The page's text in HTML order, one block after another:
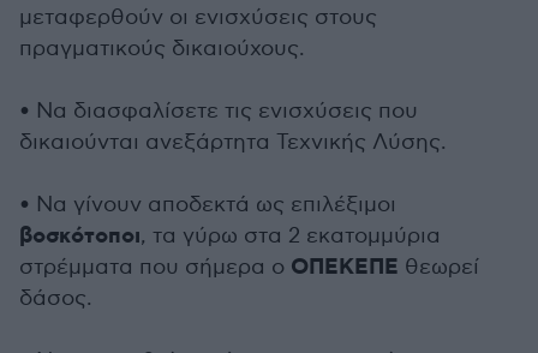
μεταφερθούν οι ενισχύσεις στους
πραγματικούς δικαιούχους.
• Να διασφαλίσετε τις ενισχύσεις που
δικαιούνται ανεξάρτητα Τεχνικής Λύσης.
• Να γίνουν αποδεκτά ως επιλέξιμοι
βοσκότοποι, τα γύρω στα 2 εκατομμύρια
στρέμματα που σήμερα ο ΟΠΕΚΕΠΕ θεωρεί
δάσος.